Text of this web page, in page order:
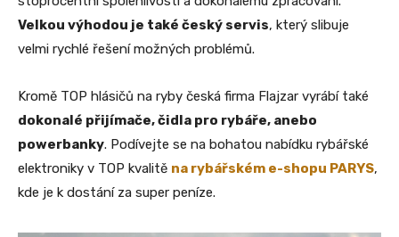
Velkou výhodou je také český servis, který slibuje
velmi rychlé řešení možných problémů.
Kromě TOP hlásičů na ryby česká firma Flajzar vyrábí také
dokonalé přijímače, čidla pro rybáře, anebo
powerbanky. Podívejte se na bohatou nabídku rybářské
elektroniky v TOP kvalitě na rybářském e-shopu PARYS,
kde je k dostání za super peníze.